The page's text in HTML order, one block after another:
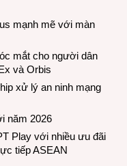
mạnh mẽ với màn
mắt cho người dân
và Orbis
xử lý an ninh mạng
năm 2026
Play với nhiều ưu đãi
tiếp ASEAN